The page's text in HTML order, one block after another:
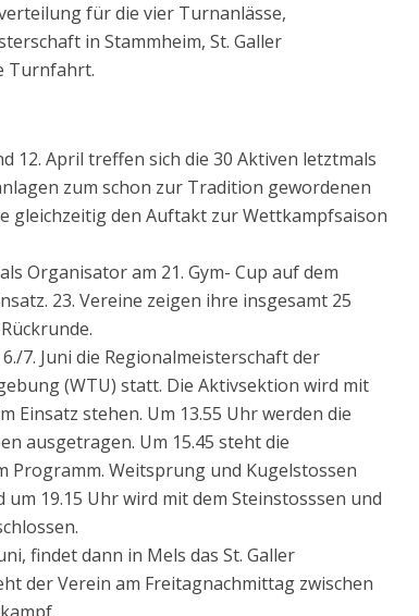
für die vier Turnanlässe,
in Stammheim, St. Galler
Turnfahrt.
12. April treffen sich die 30 Aktiven letztmals
zum schon zur Tradition gewordenen
gleichzeitig den Auftakt zur Wettkampfsaison
Organisator am 21. Gym- Cup auf dem
23. Vereine zeigen ihre insgesamt 25
7. Juni die Regionalmeisterschaft der
(WTU) statt. Die Aktivsektion wird mit
Einsatz stehen. Um 13.55 Uhr werden die
ausgetragen. Um 15.45 steht die
Weitsprung und Kugelstossen
19.15 Uhr wird mit dem Steinstosssen und
findet dann in Mels das St. Galler
der Verein am Freitagnachmittag zwischen